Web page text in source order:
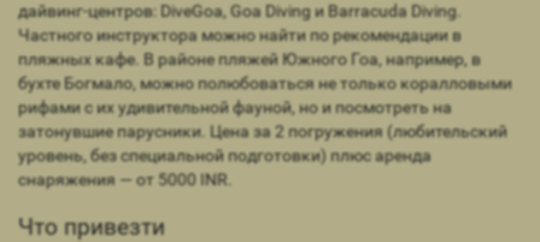
дайвинг-центров: DiveGoa, Goa Diving и Barracuda Diving.
Частного инструктора можно найти по рекомендации в
пляжных кафе. В районе пляжей Южного Гоа, например, в
бухте Богмало, можно полюбоваться не только коралловыми
рифами с их удивительной фауной, но и посмотреть на
затонувшие парусники. Цена за 2 погружения (любительский
уровень, без специальной подготовки) плюс аренда
снаряжения — от 5000 INR.
Что привезти